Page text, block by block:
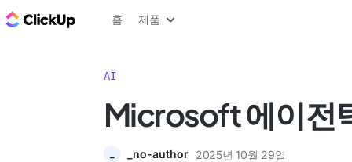
ClickUp 블로그
홈 제품
AI
Microsoft 에이전
_no-author 2025년 10월 29일